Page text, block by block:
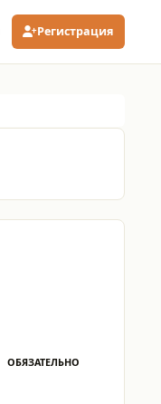
Регистрация
ОБЯЗАТЕЛЬНО